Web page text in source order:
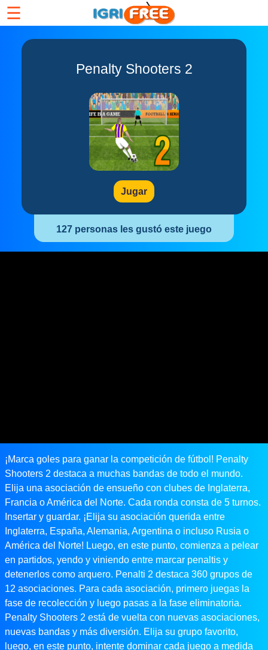
☰
Penalty Shooters 2
Jugar
127 personas les gustó este juego
¡Marca goles para ganar la competición de fútbol! Penalty
Shooters 2 destaca a muchas bandas de todo el mundo.
Elija una asociación de ensueño con clubes de Inglaterra,
Francia o América del Norte. Cada ronda consta de 5 turnos.
Insertar y guardar. ¡Elija su asociación querida entre
Inglaterra, España, Alemania, Argentina o incluso Rusia o
América del Norte! Luego, en este punto, comienza a pelear
en partidos, yendo y viniendo entre marcar penaltis y
detenerlos como arquero. Penalti 2 destaca 360 grupos de
12 asociaciones. Para cada asociación, primero juegas la
fase de recolección y luego pasas a la fase eliminatoria.
Penalty Shooters 2 está de vuelta con nuevas asociaciones,
nuevas bandas y más diversión. Elija su grupo favorito,
luego, en este punto, intente dominar cada juego a medida